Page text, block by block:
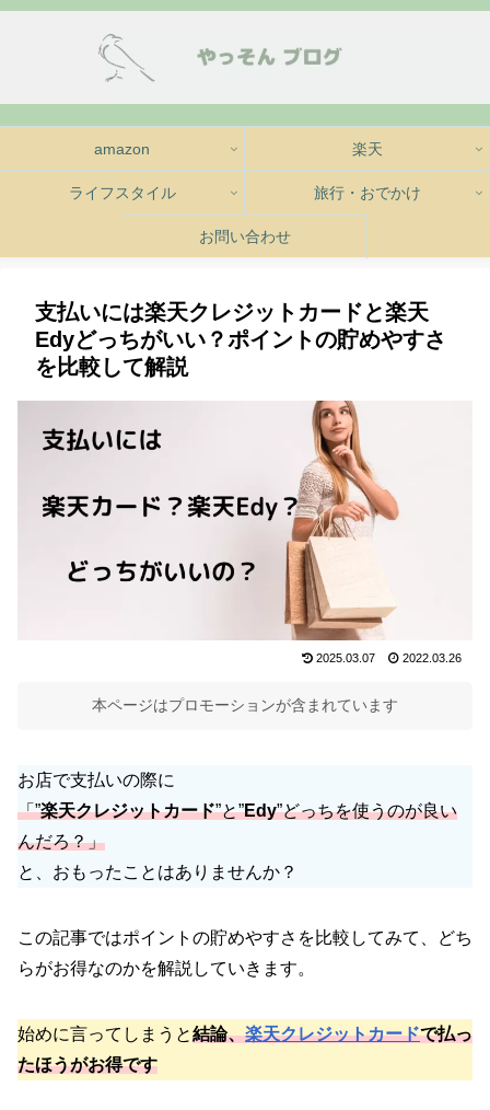
amazon 楽天
ライフスタイル 旅行・おでかけ
お問い合わせ
支払いには楽天クレジットカードと楽天
Edyどっちがいい？ポイントの貯めやすさ
を比較して解説
2025.03.07 2022.03.26
本ページはプロモーションが含まれています
お店で支払いの際に
「”楽天クレジットカード”と”Edy”どっちを使うのが良い
んだろ？」
と、おもったことはありませんか？
この記事ではポイントの貯めやすさを比較してみて、どち
らがお得なのかを解説していきます。
始めに言ってしまうと結論、楽天クレジットカードで払っ
たほうがお得です